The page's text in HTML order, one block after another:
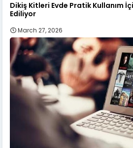
Dikiş Kitleri Evde Pratik Kullanım
Ediliyor
March 27, 2026